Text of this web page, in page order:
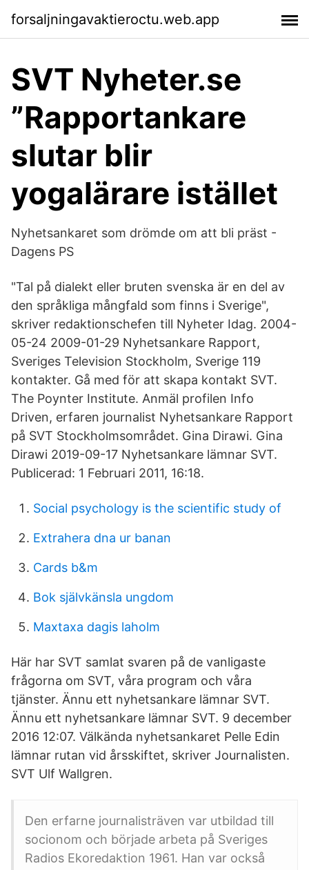
forsaljningavaktieroctu.web.app
SVT Nyheter.se
”Rapportankare
slutar blir
yogalärare istället
Nyhetsankaret som drömde om att bli präst -
Dagens PS
"Tal på dialekt eller bruten svenska är en del av
den språkliga mångfald som finns i Sverige",
skriver redaktionschefen till Nyheter Idag. 2004-
05-24 2009-01-29 Nyhetsankare Rapport,
Sveriges Television Stockholm, Sverige 119
kontakter. Gå med för att skapa kontakt SVT.
The Poynter Institute. Anmäl profilen Info
Driven, erfaren journalist Nyhetsankare Rapport
på SVT Stockholmsområdet. Gina Dirawi. Gina
Dirawi 2019-09-17 Nyhetsankare lämnar SVT.
Publicerad: 1 Februari 2011, 16:18.
Social psychology is the scientific study of
Extrahera dna ur banan
Cards b&m
Bok självkänsla ungdom
Maxtaxa dagis laholm
Här har SVT samlat svaren på de vanligaste
frågorna om SVT, våra program och våra
tjänster. Ännu ett nyhetsankare lämnar SVT.
Ännu ett nyhetsankare lämnar SVT. 9 december
2016 12:07. Välkända nyhetsankaret Pelle Edin
lämnar rutan vid årsskiftet, skriver Journalisten.
SVT Ulf Wallgren.
Den erfarne journalisträven var utbildad till
socionom och började arbeta på Sveriges
Radios Ekoredaktion 1961. Han var också